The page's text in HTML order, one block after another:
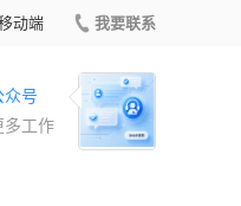
动端 我要联系
众号
多工作